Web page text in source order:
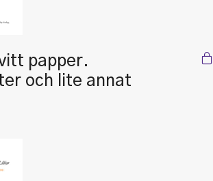
papper.
och lite annat